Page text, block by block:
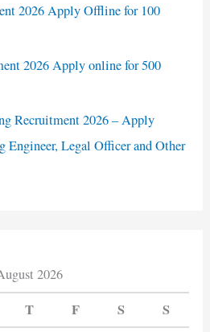
2026 Apply Offline for 100
2026 Apply online for 500
Recruitment 2026 – Apply
Engineer, Legal Officer and Other
2026
T F S S